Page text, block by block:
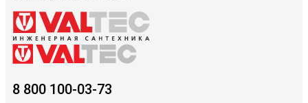
8 800 100-03-73